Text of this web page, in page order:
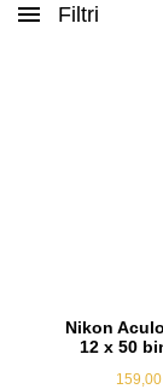
Filtri
Nikon
12 x 50
159,00